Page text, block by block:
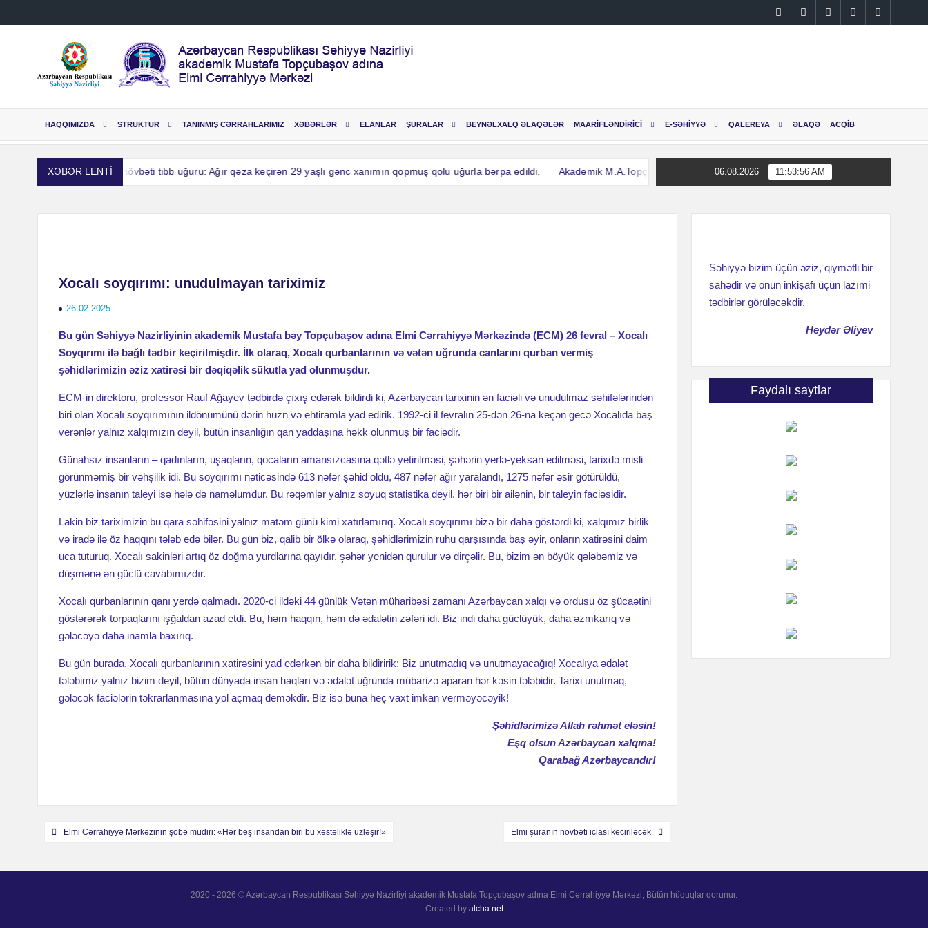
to
InstagramFacebookLinkedinTwitter
HAQQIMIZDA STRUKTUR TANINMIŞ CƏRRAHLARIMIZ XƏBƏRLƏR ELANLAR ŞURALAR BEYNƏLXALQ ƏLAQƏLƏR MAARİFLƏNDİRİCİ E-SƏHİYYƏ QALEREYA ƏLAQƏ ACQİB
XƏBƏR LENTİ
Cərrahiyyə Mərkəzinin növbəti tibb uğuru: Ağır qəza keçirən 29 yaşlı gənc xanımın qopmuş qolu uğurla bərpa edildi. Akademik M.A.Topçubaşov adına Elmi Cərrahiyyə Mərkəzinin əməkdaşları
06.08.2026 11:53:57 AM
Xocalı soyqırımı: unudulmayan tariximiz
26.02.2025
Bu gün Səhiyyə Nazirliyinin akademik Mustafa bəy Topçubaşov adına Elmi Cərrahiyyə Mərkəzində (ECM) 26 fevral – Xocalı
Soyqırımı ilə bağlı tədbir keçirilmişdir. İlk olaraq, Xocalı qurbanlarının və vətən uğrunda canlarını qurban vermiş
şəhidlərimizin əziz xatirəsi bir dəqiqəlik sükutla yad olunmuşdur.
ECM-in direktoru, professor Rauf Ağayev tədbirdə çıxış edərək bildirdi ki, Azərbaycan tarixinin ən faciəli və unudulmaz səhifələrindən
biri olan Xocalı soyqırımının ildönümünü dərin hüzn və ehtiramla yad edirik. 1992-ci il fevralın 25-dən 26-na keçən gecə Xocalıda baş
verənlər yalnız xalqımızın deyil, bütün insanlığın qan yaddaşına həkk olunmuş bir faciədir.
Günahsız insanların – qadınların, uşaqların, qocaların amansızcasına qətlə yetirilməsi, şəhərin yerlə-yeksan edilməsi, tarixdə misli
görünməmiş bir vəhşilik idi. Bu soyqırımı nəticəsində 613 nəfər şəhid oldu, 487 nəfər ağır yaralandı, 1275 nəfər əsir götürüldü,
yüzlərlə insanın taleyi isə hələ də naməlumdur. Bu rəqəmlər yalnız soyuq statistika deyil, hər biri bir ailənin, bir taleyin faciəsidir.
Lakin biz tariximizin bu qara səhifəsini yalnız matəm günü kimi xatırlamırıq. Xocalı soyqırımı bizə bir daha göstərdi ki, xalqımız birlik
və iradə ilə öz haqqını tələb edə bilər. Bu gün biz, qalib bir ölkə olaraq, şəhidlərimizin ruhu qarşısında baş əyir, onların xatirəsini daim
uca tuturuq. Xocalı sakinləri artıq öz doğma yurdlarına qayıdır, şəhər yenidən qurulur və dirçəlir. Bu, bizim ən böyük qələbəmiz və
düşmənə ən güclü cavabımızdır.
Xocalı qurbanlarının qanı yerdə qalmadı. 2020-ci ildəki 44 günlük Vətən müharibəsi zamanı Azərbaycan xalqı və ordusu öz şücaətini
göstərərək torpaqlarını işğaldan azad etdi. Bu, həm haqqın, həm də ədalətin zəfəri idi. Biz indi daha güclüyük, daha əzmkarıq və
gələcəyə daha inamla baxırıq.
Bu gün burada, Xocalı qurbanlarının xatirəsini yad edərkən bir daha bildiririk: Biz unutmadıq və unutmayacağıq! Xocalıya ədalət
tələbimiz yalnız bizim deyil, bütün dünyada insan haqları və ədalət uğrunda mübarizə aparan hər kəsin tələbidir. Tarixi unutmaq,
gələcək faciələrin təkrarlanmasına yol açmaq deməkdir. Biz isə buna heç vaxt imkan verməyəcəyik!
Şəhidlərimizə Allah rəhmət eləsin!
Eşq olsun Azərbaycan xalqına!
Qarabağ Azərbaycandır!
Навигация
записям
Elmi Cərrahiyyə Mərkəzinin şöbə müdiri: «Hər beş insandan biri bu xəstəliklə üzləşir!» Elmi şuranın növbəti iclası keciriləcək
Səhiyyə bizim üçün əziz, qiymətli bir
sahədir və onun inkişafı üçün lazımi
tədbirlər görüləcəkdir.
Heydər Əliyev
Faydalı saytlar
2020 - 2026 © Azərbaycan Respublikası Səhiyyə Nazirliyi akademik Mustafa Topçubaşov adına Elmi Cərrahiyyə Mərkəzi, Bütün hüquqlar qorunur.
Created by alcha.net